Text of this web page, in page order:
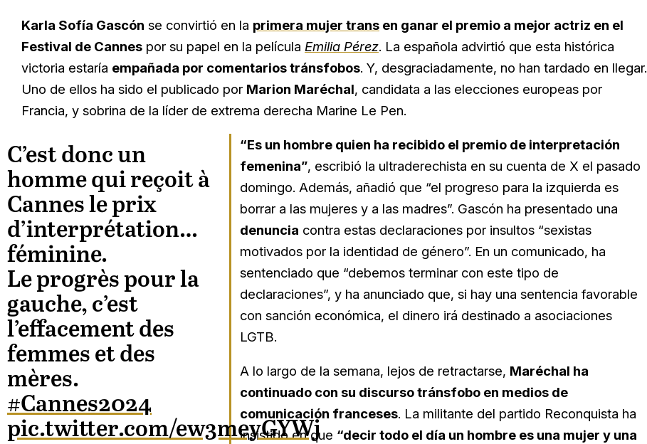
Karla Sofía Gascón se convirtió en la primera mujer trans en ganar el premio a mejor actriz en el
Festival de Cannes por su papel en la película Emilia Pérez. La española advirtió que esta histórica
victoria estaría empañada por comentarios tránsfobos. Y, desgraciadamente, no han tardado en llegar.
Uno de ellos ha sido el publicado por Marion Maréchal, candidata a las elecciones europeas por
Francia, y sobrina de la líder de extrema derecha Marine Le Pen.
C’est donc un
homme qui reçoit à
Cannes le prix
d’interprétation…
féminine.
Le progrès pour la
gauche, c’est
l’effacement des
femmes et des
mères.
#Cannes2024
pic.twitter.com/ew3meyGYWj
“Es un hombre quien ha recibido el premio de interpretación
femenina”, escribió la ultraderechista en su cuenta de X el pasado
domingo. Además, añadió que “el progreso para la izquierda es
borrar a las mujeres y a las madres”. Gascón ha presentado una
denuncia contra estas declaraciones por insultos “sexistas
motivados por la identidad de género”. En un comunicado, ha
sentenciado que “debemos terminar con este tipo de
declaraciones”, y ha anunciado que, si hay una sentencia favorable
con sanción económica, el dinero irá destinado a asociaciones
LGTB.
A lo largo de la semana, lejos de retractarse, Maréchal ha
continuado con su discurso tránsfobo en medios de
comunicación franceses. La militante del partido Reconquista ha
insistido en que “decir todo el día un hombre es una mujer y una